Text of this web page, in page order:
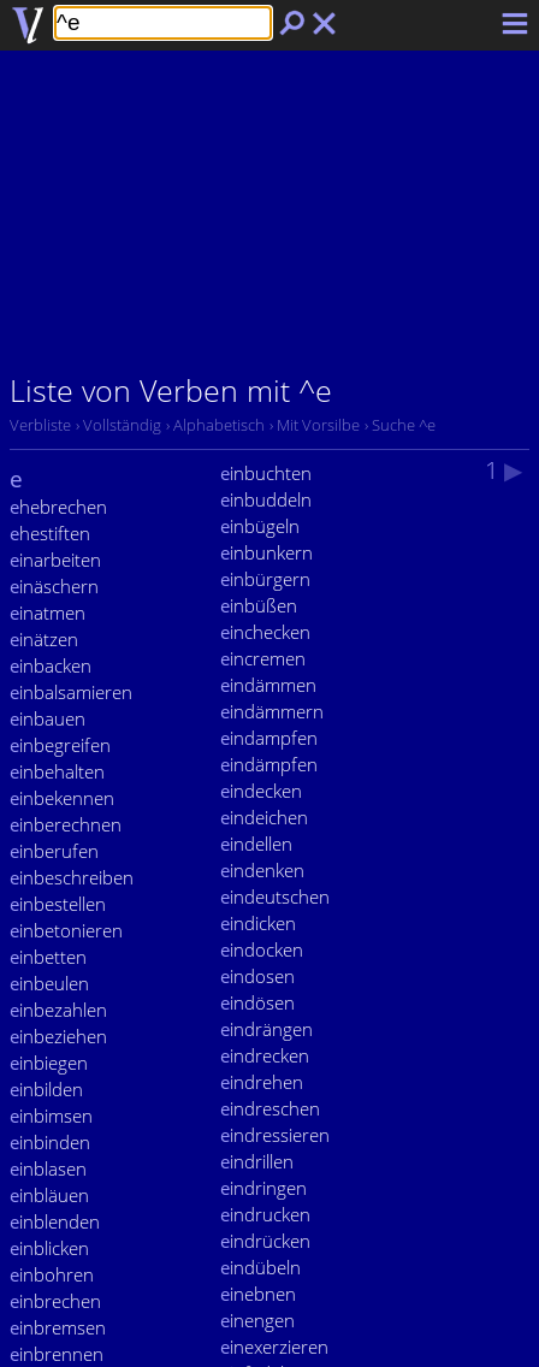
Liste von Verben mit ^e
Verbliste › Vollständig › Alphabetisch › Mit Vorsilbe › Suche ^e
1 ▶
e
ehebrechen
ehestiften
einarbeiten
einäschern
einatmen
einätzen
einbacken
einbalsamieren
einbauen
einbegreifen
einbehalten
einbekennen
einberechnen
einberufen
einbeschreiben
einbestellen
einbetonieren
einbetten
einbeulen
einbezahlen
einbeziehen
einbiegen
einbilden
einbimsen
einbinden
einblasen
einbläuen
einblenden
einblicken
einbohren
einbrechen
einbremsen
einbrennen
einbuchten
einbuddeln
einbügeln
einbunkern
einbürgern
einbüßen
einchecken
eincremen
eindämmen
eindämmern
eindampfen
eindämpfen
eindecken
eindeichen
eindellen
eindenken
eindeutschen
eindicken
eindocken
eindosen
eindösen
eindrängen
eindrecken
eindrehen
eindreschen
eindressieren
eindrillen
eindringen
eindrucken
eindrücken
eindübeln
einebnen
einengen
einexerzieren